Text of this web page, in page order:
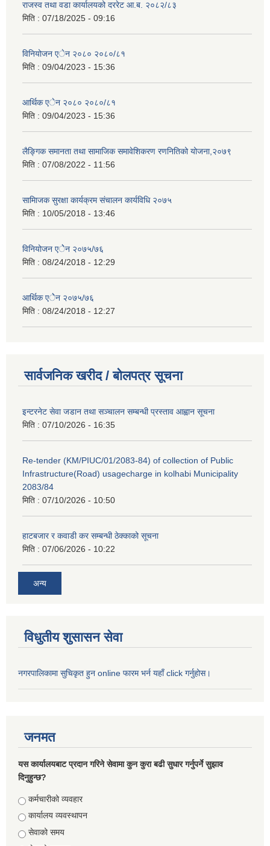
राजस्व तथा वडा कार्यालयको दररेट आ.ब. २०८२/८३
मिति : 07/18/2025 - 09:16
विनियोजन एेन २०८० २०८०/८१
मिति : 09/04/2023 - 15:36
आर्थिक एेन २०८० २०८०/८१
मिति : 09/04/2023 - 15:36
लैङ्गिक समानता तथा सामाजिक समावेशिकरण रणनितिको योजना,२०७९
मिति : 07/08/2022 - 11:56
सामािजक सुरक्षा कार्यक्रम संचालन कार्यविधि २०७५
मिति : 10/05/2018 - 13:46
विनियोजन एेेन २०७५/७६
मिति : 08/24/2018 - 12:29
आर्थिक एेेन २०७५/७६
मिति : 08/24/2018 - 12:27
सार्वजनिक खरीद / बोलपत्र सूचना
इन्टरनेट सेवा जडान तथा सञ्चालन सम्बन्धी प्रस्ताव आह्वान सूचना
मिति : 07/10/2026 - 16:35
Re-tender (KM/PIUC/01/2083-84) of collection of Public
Infrastructure(Road) usagecharge in kolhabi Municipality
2083/84
मिति : 07/10/2026 - 10:50
हाटबजार र कवाडी कर सम्बन्धी ठेक्काको सूचना
मिति : 07/06/2026 - 10:22
अन्य
विधुतीय शुसासन सेवा
नगरपालिकामा सुचिकृत हुन online फारम भर्न यहाँ click गर्नुहोस।
जनमत
यस कार्यालयबाट प्रदान गरिने सेवामा कुन कुरा बढी सुधार गर्नुपर्ने सुझाव
दिनुहुन्छ?
Choices
कर्मचारीको व्यवहार
कार्यालय व्यवस्थापन
सेवाको समय